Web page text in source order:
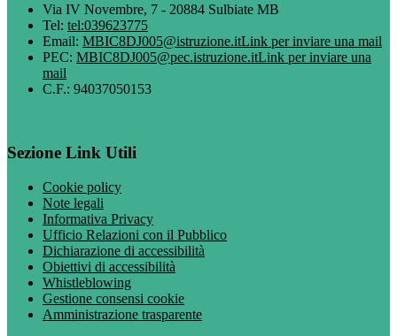
Via IV Novembre, 7 - 20884 Sulbiate MB
Tel: tel:039623775
Email: MBIC8DJ005@istruzione.itLink per inviare una mail
PEC: MBIC8DJ005@pec.istruzione.itLink per inviare una
mail
C.F.: 94037050153
Sezione Link Utili
Cookie policy
Note legali
Informativa Privacy
Ufficio Relazioni con il Pubblico
Dichiarazione di accessibilità
Obiettivi di accessibilità
Whistleblowing
Gestione consensi cookie
Amministrazione trasparente